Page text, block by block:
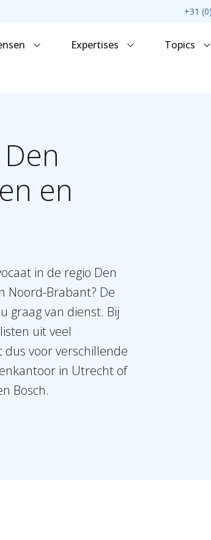
+31
Expertises Topics
Den
en
in de regio Den
Noord-Brabant? De
graag van dienst. Bij
uit veel
voor verschillende
in Utrecht of
Bosch.